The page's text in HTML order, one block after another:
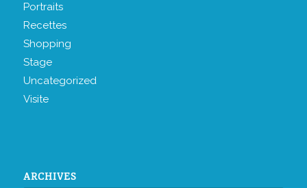
Portraits
Recettes
Shopping
Stage
Uncategorized
Visite
ARCHIVES